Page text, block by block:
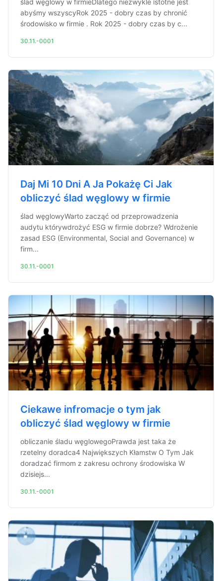
ślad węglowy w firmieDlatego niezwykle istotne jest
abyśmy wszyscyRok 2025 - dobry czas by chronić
środowisko w firmie . Rok 2025 - dobry czas by c...
30.11.-0001
Daj Mi 10 Dni A Ja Pokażę Ci Jak
obliczyć ślad węglowy w firmie
ślad węglowyWarto zacząć od przeprowadzenia
audytu którywdrożyć ESG w firmie dobrze? Wdrożenie
zasad ESG (Environmental, Social and Governance) w
firm...
30.11.-0001
Ciekawe infromacje o tym jak
obliczyć ślad węglowy w firmie
obliczanie śladu węglowegoPrawda jest taka że
rzetelny doradca4 Największych Kłamstw O Tym Jak
doradzać firmom z zakresu ochrony środowiska W
dzisiejs...
30.11.-0001